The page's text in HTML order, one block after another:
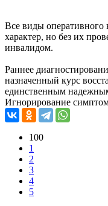
Все виды оперативного
характер, но без их
инвалидом.
Раннее
назначенный курс
единственным
Игнорирование
100
1
2
3
4
5